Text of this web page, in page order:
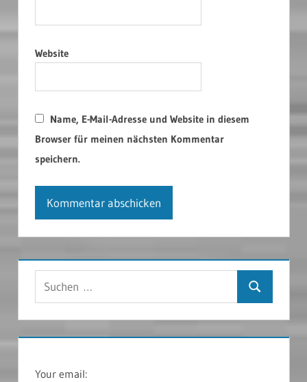
Website
Name, E-Mail-Adresse und Website in diesem
Browser für meinen nächsten Kommentar
speichern.
Suchen
Your email: